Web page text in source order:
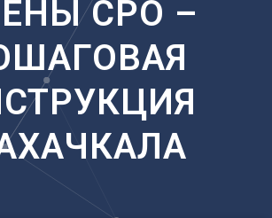
Ростов-на-Дону
Рязань
С
Самара
Саранск
Саратов
СРО –